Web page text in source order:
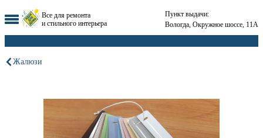
Все для ремонта
и стильного интерьера
Пункт выдачи:
Вологда, Окружное шоссе, 11А
Жалюзи